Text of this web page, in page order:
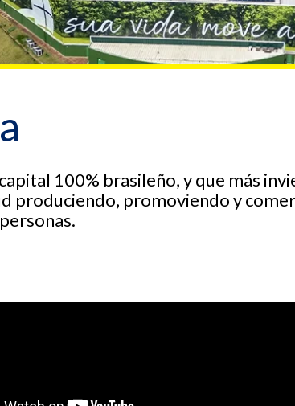
100% brasileño, y que más
produciendo, promoviendo y